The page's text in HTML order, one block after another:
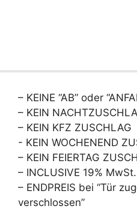
– KEINE “AB” oder
– KEIN
– KEIN KFZ ZUSCHLAG
- KEIN WOCHENEND
– KEIN FEIERTAG
– INCLUSIVE 19% MwSt.
– ENDPREIS bei “Tür
verschlossen”